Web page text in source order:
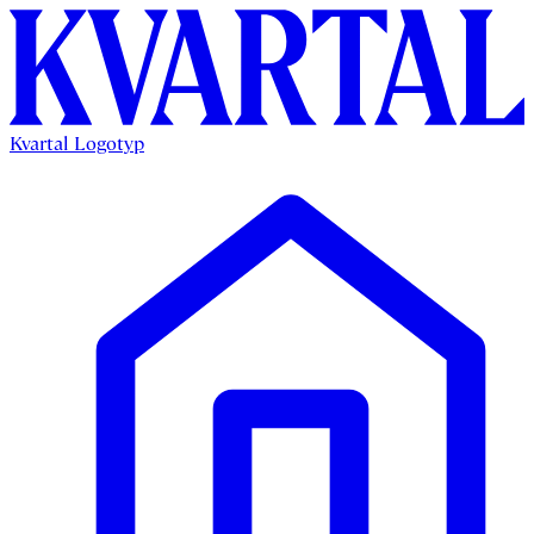
Kvartal Logotyp